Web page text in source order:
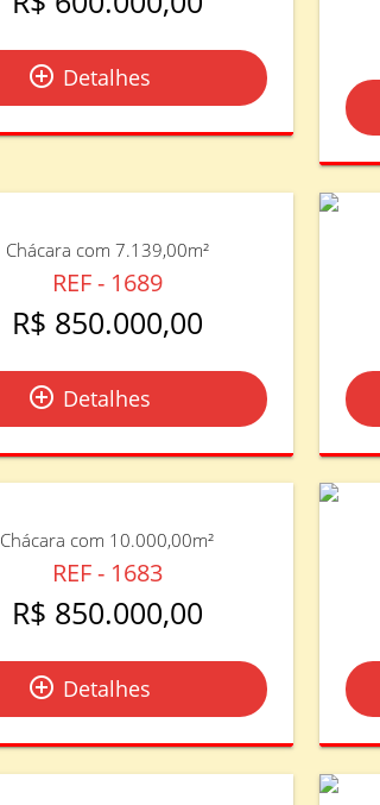
add_circle_outline Detalhes
Chácara com 7.139,00m²
REF - 1689
R$ 850.000,00
add_circle_outline Detalhes
Chácara com 10.000,00m²
REF - 1683
R$ 850.000,00
add_circle_outline Detalhes